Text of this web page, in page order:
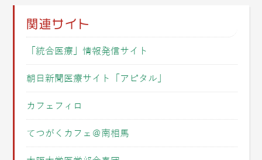
関連サイト
「統合医療」情報発信サイト
朝日新聞医療サイト「アピタル」
カフェフィロ
てつがくカフェ＠南相馬